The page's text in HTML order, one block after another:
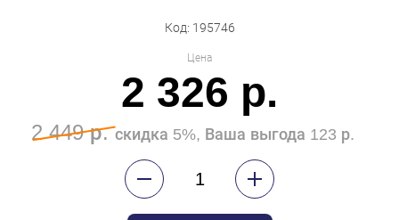
Код: 195746
Цена
2 326 р.
2 449 р.скидка 5%, Ваша выгода 123 р.